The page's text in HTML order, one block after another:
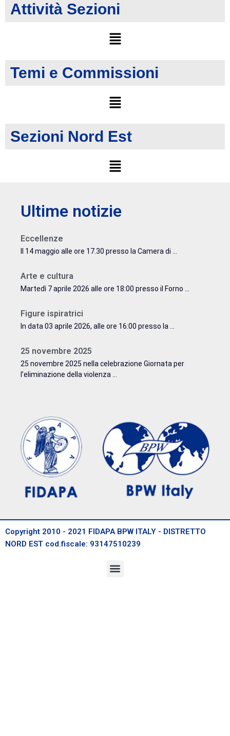
Attività Sezioni
Temi e Commissioni
Sezioni Nord Est
Ultime notizie
Eccellenze
Il 14 maggio alle ore 17.30 presso la Camera di ...
Arte e cultura
Martedì 7 aprile 2026 alle ore 18:00 presso il Forno ...
Figure ispiratrici
In data 03 aprile 2026, alle ore 16:00 presso la ...
25 novembre 2025
25 novembre 2025 nella celebrazione Giornata per
l’eliminazione della violenza ...
Copyright 2010 - 2021 FIDAPA BPW ITALY - DISTRETTO
NORD EST cod.fiscale: 93147510239